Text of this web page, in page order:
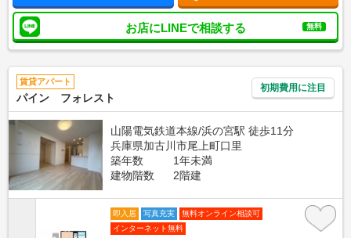
お店にLINEで相談する 無料
賃貸アパート
パイン フォレスト
初期費用に注目
山陽電気鉄道本線/浜の宮駅 徒歩11分
兵庫県加古川市尾上町口里
築年数
1年未満
建物階数
2階建
即入居 写真充実
無料オンライン相談可
インターネット無料